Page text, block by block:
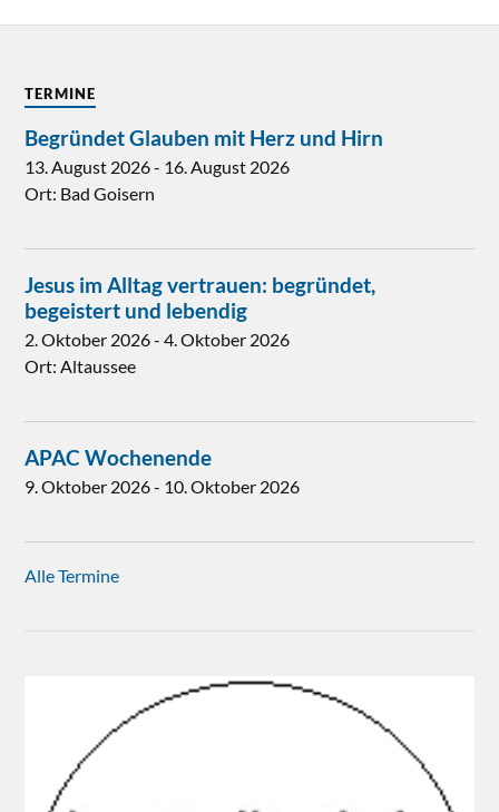
TERMINE
Begründet Glauben mit Herz und Hirn
13. August 2026- 16. August 2026
Ort: Bad Goisern
Jesus im Alltag vertrauen: begründet,
begeistert und lebendig
2. Oktober 2026-4. Oktober 2026
Ort:Altaussee
APAC Wochenende
9. Oktober 2026- 10. Oktober 2026
Alle Termine